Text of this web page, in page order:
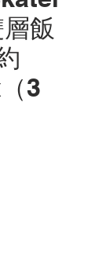
飯
3